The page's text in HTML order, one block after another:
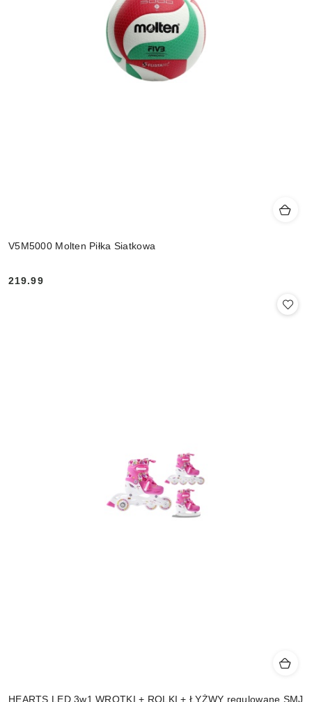
V5M5000 Molten Piłka Siatkowa
Cena:
219.99
HEARTS LED 3w1 WROTKI + ROLKI + ŁYŻWY regulowane SMJ